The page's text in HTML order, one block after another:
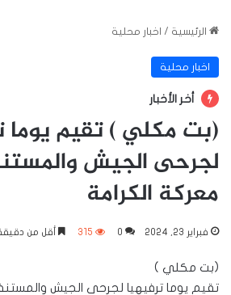
الرئيسية / اخبار محلية
اخبار محلية
أخر الأخبار
(بت مكلي ) تقيم يوما
لجرحى الجيش
معركة الكرامة
فبراير 23, 2024 0
315 أقل من
(بت مكلي )
تقيم يوما ترفيهيا لجرحى الجيش